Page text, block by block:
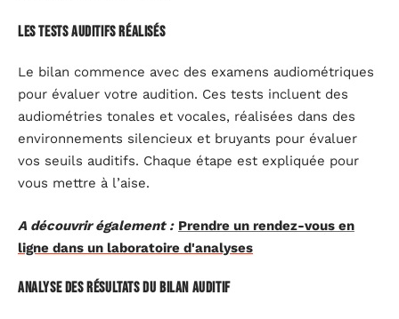
Les tests auditifs réalisés
Le bilan commence avec des examens audiométriques
pour évaluer votre audition. Ces tests incluent des
audiométries tonales et vocales, réalisées dans des
environnements silencieux et bruyants pour évaluer
vos seuils auditifs. Chaque étape est expliquée pour
vous mettre à l’aise.
A découvrir également : Prendre un rendez-vous en
ligne dans un laboratoire d'analyses
Analyse des résultats du bilan auditif